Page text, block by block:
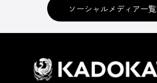
ソーシャルメディア一覧